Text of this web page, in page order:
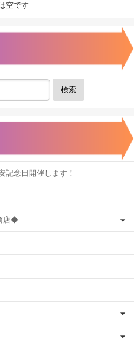
空です
検索
記念日開催します！
店◆